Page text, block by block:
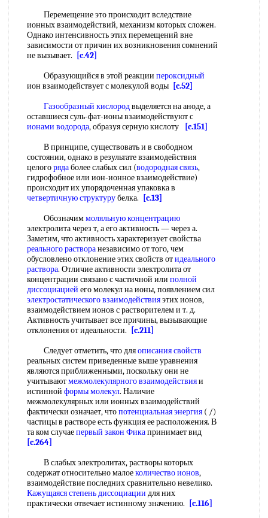
Перемещение это происходит вследствие
ионных взаимодействий, механизм которых сложен.
Однако интенсивность этих перемещений вне
зависимости от причин их возникновения сомнений
не вызывает.
[c.42]
Образующийся в этой реакции пероксидный
ион взаимодействует с молекулой воды [c.52]
Газообразный кислородвыделяется на аноде, а
оставшиеся суль-фат-ионы взаимодействуют с
ионами водорода, образуя серную кислоту
[c.151]
В принципе, существовать и в свободном
состоянии, однако в результате взаимодействия
целогорядаболее слабых сил (водородная связь,
гидрофобное или ион-ионное взаимодействие)
происходит их упорядоченная упаковка в
четвертичную структурубелка.
[c.13]
Обозначиммоляльную концентрацию
электролита через т, а его активность — через а.
Заметим, что активность характеризует свойства
реального растворанезависимо от того, чем
обусловлено отклонение этих свойств отидеального
раствора. Отличие активности электролита от
концентрации связано с частичной или полной
диссоциацией его молекул на ионы, появлением сил
электростатического взаимодействияэтих ионов,
взаимодействием ионов с растворителем и т. д.
Активность учитывает все причины, вызывающие
отклонения от идеальности.
[c.211]
Следует отметить, что дляописания свойств
реальных систем приведенные выше уравнения
являются приближенными, поскольку они не
учитываютмежмолекулярного взаимодействияи
истинной формы молекул. Наличие
межмолекулярных или ионных взаимодействий
фактически означает, чтопотенциальная энергия ( /)
частицы в растворе есть функция ее расположения. В
та ком случаепервый закон Фикапринимает вид
[c.264]
В слабых электролитах, растворы которых
содержат относительно малоеколичество ионов,
взаимодействие последних сравнительно невелико.
Кажущаяся степень диссоциации для них
практически отвечает истинному значению.
[c.116]